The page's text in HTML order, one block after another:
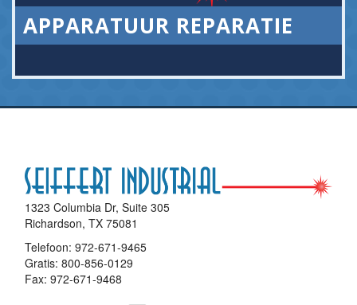
APPARATUUR REPARATIE
1323 Columbia Dr, Suite 305
Richardson, TX 75081
Telefoon: 972-671-9465
Gratis: 800-856-0129
Fax: 972-671-9468